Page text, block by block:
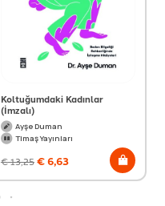
Koltuğumdaki Kadınlar
(İmzalı)
Ayşe Duman
Timaş Yayınları
€13,25€6,63